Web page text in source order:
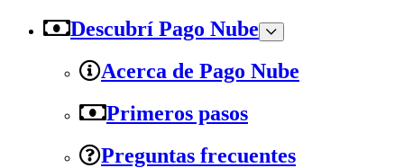
Descubrí Pago Nube
Acerca de Pago Nube
Primeros pasos
Preguntas frecuentes